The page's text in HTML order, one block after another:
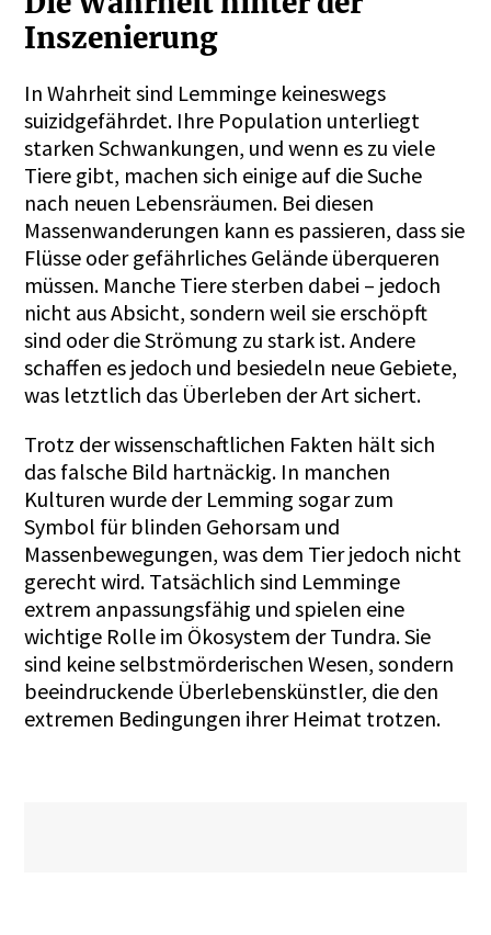
Inszenierung
In Wahrheit sind Lemminge keineswegs
suizidgefährdet. Ihre Population unterliegt
starken Schwankungen, und wenn es zu viele
Tiere gibt, machen sich einige auf die Suche
nach neuen Lebensräumen. Bei diesen
Massenwanderungen kann es passieren, dass sie
Flüsse oder gefährliches Gelände überqueren
müssen. Manche Tiere sterben dabei – jedoch
nicht aus Absicht, sondern weil sie erschöpft
sind oder die Strömung zu stark ist. Andere
schaffen es jedoch und besiedeln neue Gebiete,
was letztlich das Überleben der Art sichert.
Trotz der wissenschaftlichen Fakten hält sich
das falsche Bild hartnäckig. In manchen
Kulturen wurde der Lemming sogar zum
Symbol für blinden Gehorsam und
Massenbewegungen, was dem Tier jedoch nicht
gerecht wird. Tatsächlich sind Lemminge
extrem anpassungsfähig und spielen eine
wichtige Rolle im Ökosystem der Tundra. Sie
sind keine selbstmörderischen Wesen, sondern
beeindruckende Überlebenskünstler, die den
extremen Bedingungen ihrer Heimat trotzen.